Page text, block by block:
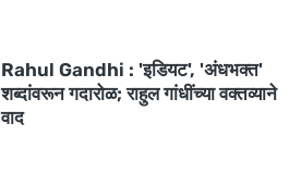
Rahul Gandhi : 'इडियट', 'अंधभक्त'
शब्दांवरून गदारोळ; राहुल गांधींच्या वक्तव्याने
वाद